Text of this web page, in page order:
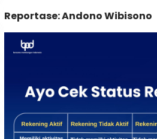
Reportase: Andono Wibisono